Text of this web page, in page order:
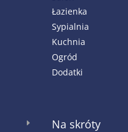
Łazienka
Sypialnia
Kuchnia
Ogród
Dodatki
E Na skróty